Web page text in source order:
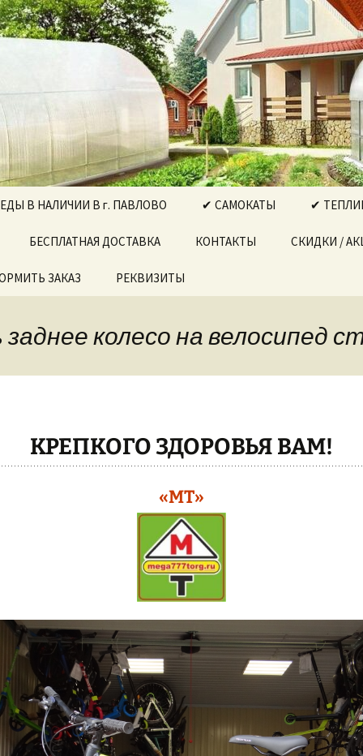
бензоинструмент, бытовая
Выкса….
НАБОРЫ
ИНСТРУМЕНТОВ
БОЛГАРКИ УШМ
ЭЛЕКТРО-
ТЕПЛИЦЫ
ЭЛЕКТРО-ПНЕВМО
КРАСКОПУЛЬТЫ
СНЕГОКАТЫ
В НАЛИЧИИ В г. ПАВЛОВО
ДЛЯ
✔ САМОКАТЫ ✔
ДУГА
ЦЕНЫ
ВСЕ
БЕСПЛАТНАЯ ДОСТАВКА КОНТАКТЫ СКИДКИ /
ЗАКАЗ РЕКВИЗИТЫ
колесо на велосипед
КРЕПКОГО ЗДОРОВЬЯ ВАМ!
«МТ»